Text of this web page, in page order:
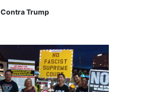
Contra Trump